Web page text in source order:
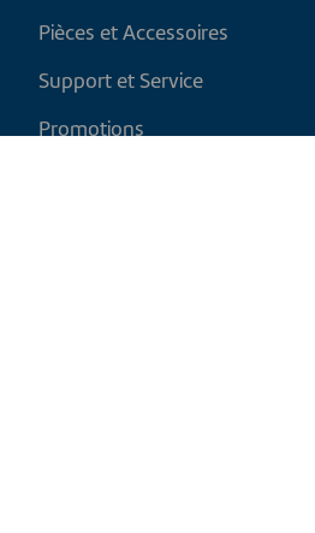
Pièces et Accessoires
Support et Service
Promotions